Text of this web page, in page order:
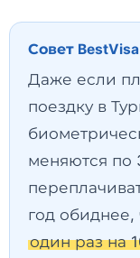
Совет BestVisa
Даже если
поездку в
меняются по
год обиднее,
один раз на